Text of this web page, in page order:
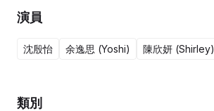
演員
沈殷怡 余逸思 (Yoshi) 陳欣妍 (Shirley)
類別